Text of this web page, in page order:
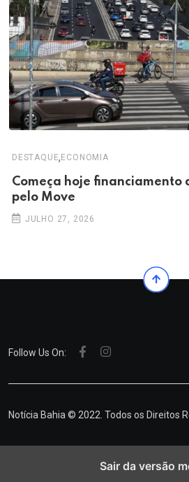
DESTAQUE,ECONOMIA
Começa hoje financiamento
pelo Move
JULHO 27, 2026
Follow Us On:
Notícia Bahia © 2022. Todos os Direitos
Sair da versão